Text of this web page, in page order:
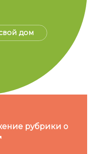
дом
рубрики о